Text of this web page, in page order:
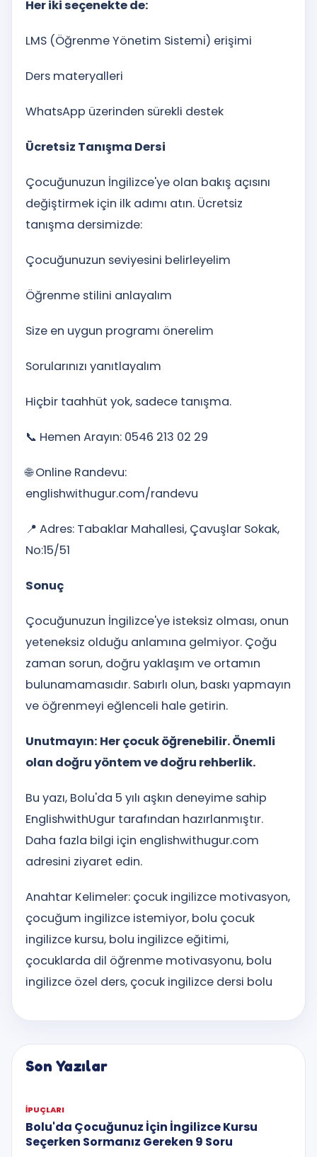
Her iki seçenekte de:
LMS (Öğrenme Yönetim Sistemi) erişimi
Ders materyalleri
WhatsApp üzerinden sürekli destek
Ücretsiz Tanışma Dersi
Çocuğunuzun İngilizce'ye olan bakış açısını
değiştirmek için ilk adımı atın. Ücretsiz
tanışma dersimizde:
Çocuğunuzun seviyesini belirleyelim
Öğrenme stilini anlayalım
Size en uygun programı önerelim
Sorularınızı yanıtlayalım
Hiçbir taahhüt yok, sadece tanışma.
📞 Hemen Arayın: 0546 213 02 29
🌐 Online Randevu:
englishwithugur.com/randevu
📍 Adres: Tabaklar Mahallesi, Çavuşlar Sokak,
No:15/51
Sonuç
Çocuğunuzun İngilizce'ye isteksiz olması, onun
yeteneksiz olduğu anlamına gelmiyor. Çoğu
zaman sorun, doğru yaklaşım ve ortamın
bulunamamasıdır. Sabırlı olun, baskı yapmayın
ve öğrenmeyi eğlenceli hale getirin.
Unutmayın: Her çocuk öğrenebilir. Önemli
olan doğru yöntem ve doğru rehberlik.
Bu yazı, Bolu'da 5 yılı aşkın deneyime sahip
EnglishwithUgur tarafından hazırlanmıştır.
Daha fazla bilgi için englishwithugur.com
adresini ziyaret edin.
Anahtar Kelimeler: çocuk ingilizce motivasyon,
çocuğum ingilizce istemiyor, bolu çocuk
ingilizce kursu, bolu ingilizce eğitimi,
çocuklarda dil öğrenme motivasyonu, bolu
ingilizce özel ders, çocuk ingilizce dersi bolu
Son Yazılar
IPUÇLARI
Bolu'da Çocuğunuz İçin İngilizce Kursu
Seçerken Sormanız Gereken 9 Soru